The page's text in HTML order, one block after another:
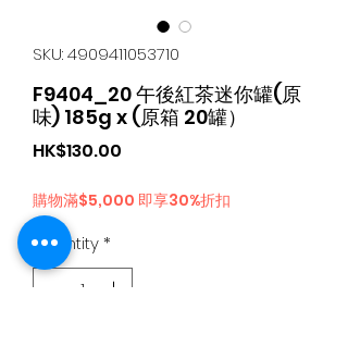
SKU: 4909411053710
F9404_20 午後紅茶迷你罐(原
味) 185g x (原箱 20罐）
HK$130.00
購物滿$5,000 即享30%折扣
Quantity*